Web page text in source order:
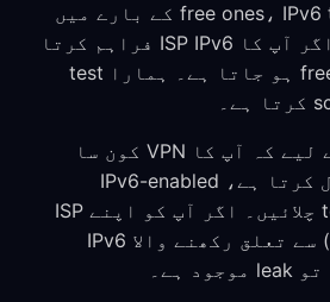
خاص طور پر free ones، IPv6 traffic کے بارے میں
کچھ نہیں کرتے۔ اگر آپ کا ISP IPv6 فراہم کرتا
ہے، تو یہ freely leak ہو جاتا ہے۔ ہمارا test
یہ معلوم کرنے کے لیے کہ آپ کا VPN کون سا
approach استعمال کرتا ہے، IPv6-enabled
network پر یہ test چلائیں۔ اگر آپ کو اپنے ISP
(نہ کہ آپ کے VPN) سے تعلق رکھنے والا IPv6